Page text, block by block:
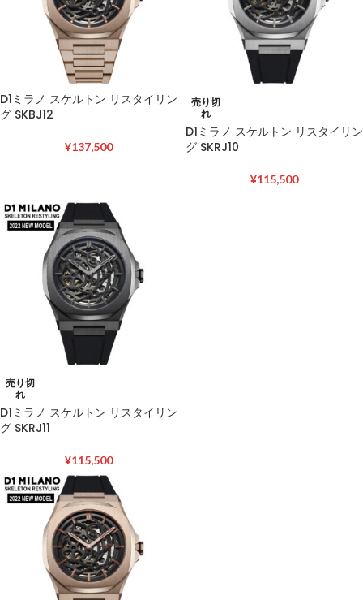
D1ミラノ スケルトン リスタイリン
グ SKBJ12
¥137,500
売り切
れ
D1ミラノ スケルトン リスタイリン
グ SKRJ10
¥115,500
売り切
れ
D1ミラノ スケルトン リスタイリン
グ SKRJ11
¥115,500